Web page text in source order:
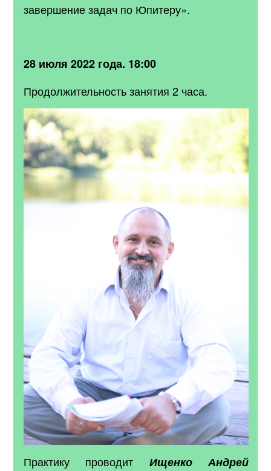
завершение задач по Юпитеру».
28 июля 2022 года. 18:00
Продолжительность занятия 2 часа.
Практику проводит Ищенко Андрей